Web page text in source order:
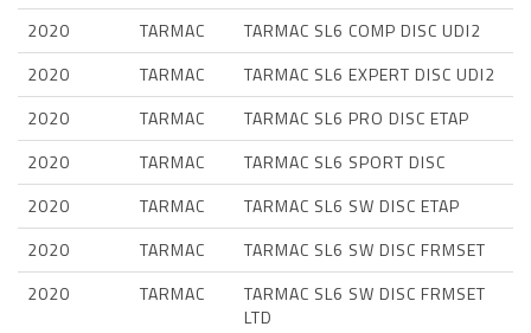
2020
TARMAC
TARMAC SL6 COMP DISC UDI2
2020
TARMAC
TARMAC SL6 EXPERT DISC UDI2
2020
TARMAC
TARMAC SL6 PRO DISC ETAP
2020
TARMAC
TARMAC SL6 SPORT DISC
2020
TARMAC
TARMAC SL6 SW DISC ETAP
2020
TARMAC
TARMAC SL6 SW DISC FRMSET
2020
TARMAC
TARMAC SL6 SW DISC FRMSET
LTD